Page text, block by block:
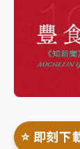
⭐️ 即刻下